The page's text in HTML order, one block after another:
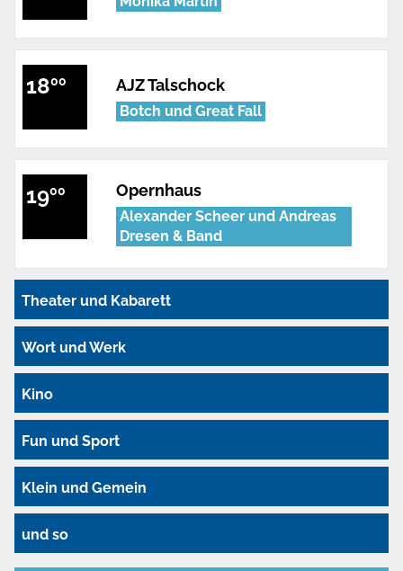
1800 AJZ Talschock
Botch und Great Fall
1900 Opernhaus
Alexander Scheer und Andreas
Dresen & Band
Theater und Kabarett
Wort und Werk
Kino
Fun und Sport
Klein und Gemein
und so